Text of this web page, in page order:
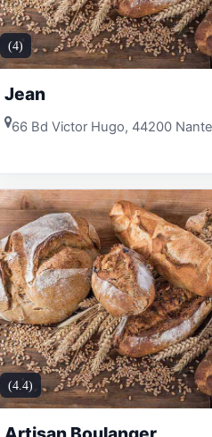
(4)
Jean
66 Bd Victor Hugo, 44200
(4.4)